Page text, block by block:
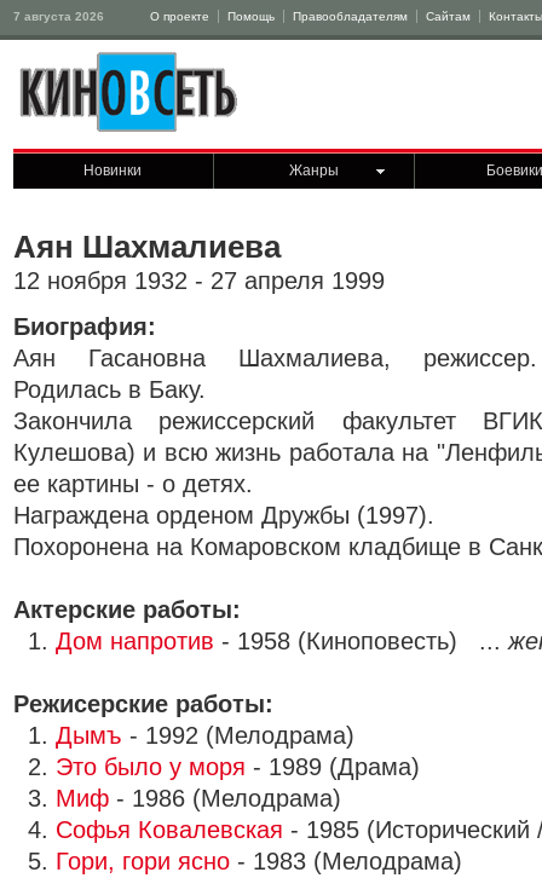
7 августа 2026 О проекте Помощь Правообладателям Сайтам Контакты
Новинки Жанры Боевики
Аян Шахмалиева
12 ноября 1932 - 27 апреля 1999
Биография:
Аян Гасановна Шахмалиева, режиссер.
Родилась в Баку.
Закончила режиссерский факультет
Кулешова) и всю жизнь работала на
ее картины - о детях.
Награждена орденом Дружбы (1997).
Похоронена на Комаровском кладбище в
Актерские работы:
1. Дом напротив - 1958 (Киноповесть) ...
Режисерские работы:
1. Дымъ - 1992 (Мелодрама)
2. Это было у моря - 1989 (Драма)
3. Миф - 1986 (Мелодрама)
4. Софья Ковалевская - 1985 (Исторический
5. Гори, гори ясно - 1983 (Мелодрама)